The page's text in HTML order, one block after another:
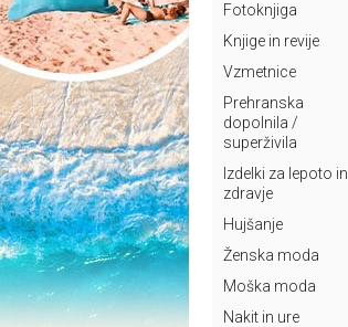
Fotoknjiga
Knjige in revije
Vzmetnice
Prehranska
dopolnila /
superživila
Izdelki za lepoto in
zdravje
Hujšanje
Ženska moda
Moška moda
Nakit in ure